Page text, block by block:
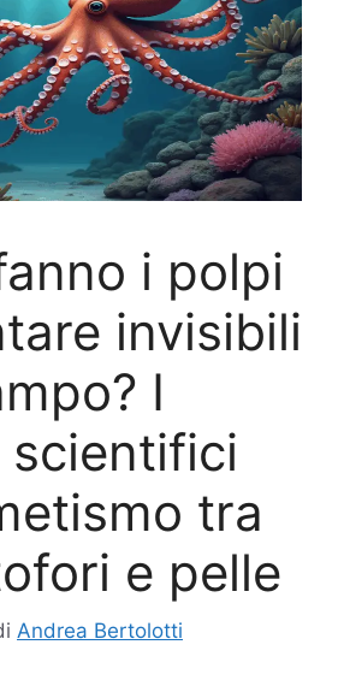
i polpi
invisibili
I
scientifici
tra
e pelle
Andrea Bertolotti